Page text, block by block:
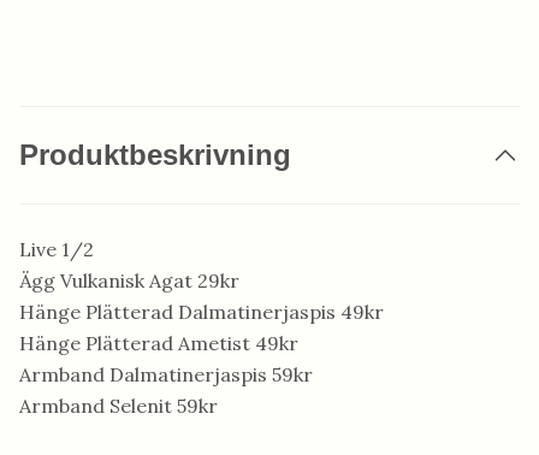
Produktbeskrivning
Live 1/2
Ägg Vulkanisk Agat 29kr
Hänge Plätterad Dalmatinerjaspis 49kr
Hänge Plätterad Ametist 49kr
Armband Dalmatinerjaspis 59kr
Armband Selenit 59kr